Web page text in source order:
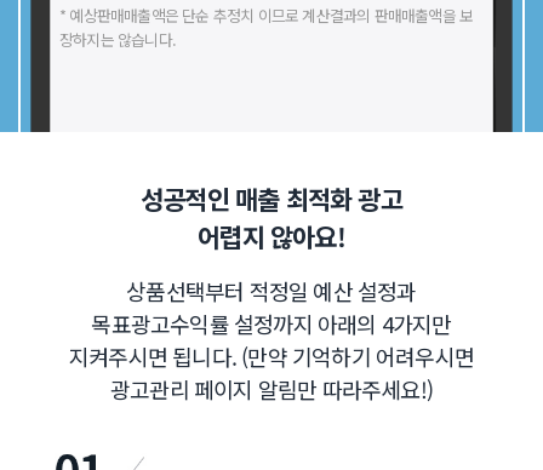
* 예상판매매출액은 단순 추정치 이므로 계산결과의 판매매출액을 보
장하지는 않습니다.
성공적인 매출 최적화 광고
어렵지 않아요!
상품선택부터 적정일 예산 설정과
목표광고수익률 설정까지 아래의 4가지만
지켜주시면 됩니다. (만약 기억하기 어려우시면
광고관리 페이지 알림만 따라주세요!)